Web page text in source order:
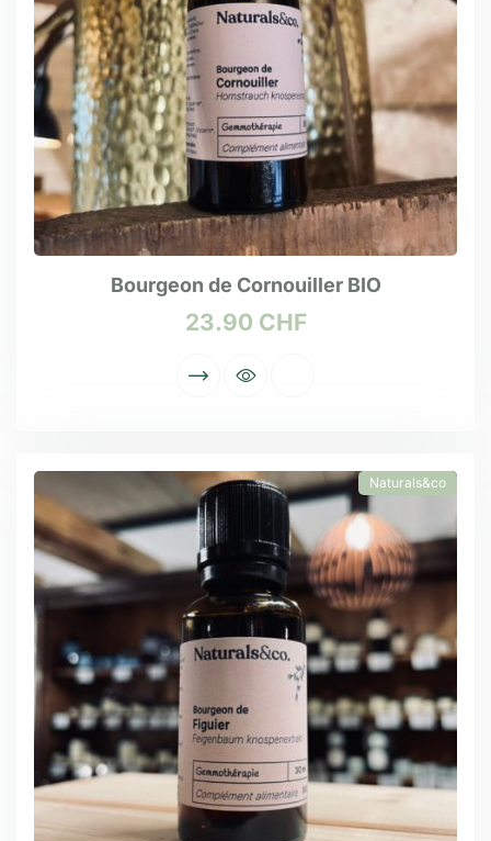
Bourgeon de Cornouiller BIO
23.90 CHF
Naturals&co